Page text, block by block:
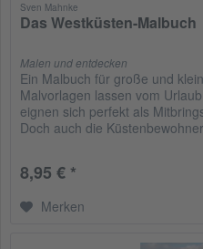
Sven Mahnke
Das Westküsten-Malbuch
Malen und entdecken
Ein Malbuch für große und
Malvorlagen lassen vom
eignen sich perfekt als
Doch auch die
8,95 € *
Merken